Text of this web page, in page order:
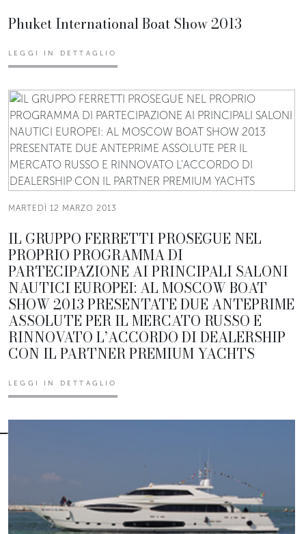
Phuket International Boat Show 2013
LEGGI IN DETTAGLIO
MARTEDÌ 12 MARZO 2013
IL GRUPPO FERRETTI PROSEGUE NEL
PROPRIO PROGRAMMA DI
PARTECIPAZIONE AI PRINCIPALI SALONI
NAUTICI EUROPEI: AL MOSCOW BOAT
SHOW 2013 PRESENTATE DUE ANTEPRIME
ASSOLUTE PER IL MERCATO RUSSO E
RINNOVATO L’ACCORDO DI DEALERSHIP
CON IL PARTNER PREMIUM YACHTS
LEGGI IN DETTAGLIO